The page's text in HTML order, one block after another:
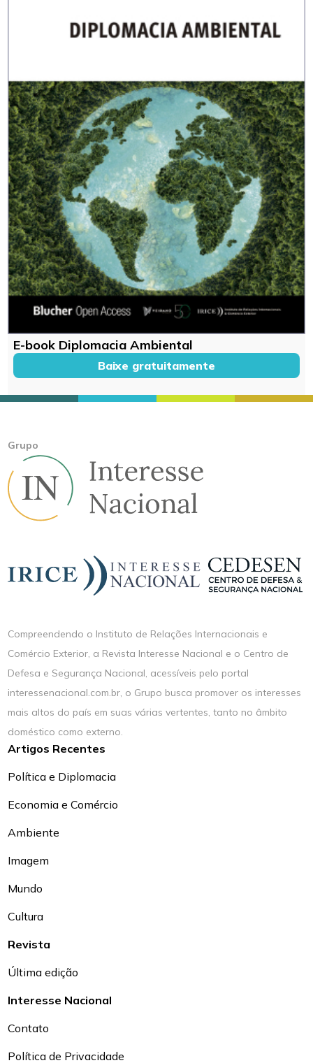
E-book Diplomacia Ambiental
Baixe gratuitamente
Grupo
Compreendendo o Instituto de Relações Internacionais e
Comércio Exterior, a Revista Interesse Nacional e o Centro de
Defesa e Segurança Nacional, acessíveis pelo portal
interessenacional.com.br, o Grupo busca promover os interesses
mais altos do país em suas várias vertentes, tanto no âmbito
doméstico como externo.
Artigos Recentes
Política e Diplomacia
Economia e Comércio
Ambiente
Imagem
Mundo
Cultura
Revista
Última edição
Interesse Nacional
Contato
Política de Privacidade